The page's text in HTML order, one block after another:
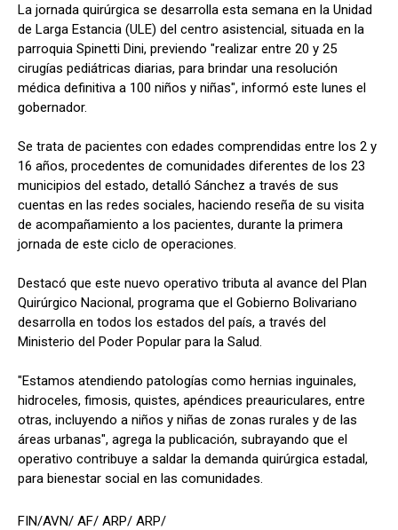
La jornada quirúrgica se desarrolla esta semana en la Unidad
de Larga Estancia (ULE) del centro asistencial, situada en la
parroquia Spinetti Dini, previendo "realizar entre 20 y 25
cirugías pediátricas diarias, para brindar una resolución
médica definitiva a 100 niños y niñas", informó este lunes el
gobernador.
Se trata de pacientes con edades comprendidas entre los 2 y
16 años, procedentes de comunidades diferentes de los 23
municipios del estado, detalló Sánchez a través de sus
cuentas en las redes sociales, haciendo reseña de su visita
de acompañamiento a los pacientes, durante la primera
jornada de este ciclo de operaciones.
Destacó que este nuevo operativo tributa al avance del Plan
Quirúrgico Nacional, programa que el Gobierno Bolivariano
desarrolla en todos los estados del país, a través del
Ministerio del Poder Popular para la Salud.
"Estamos atendiendo patologías como hernias inguinales,
hidroceles, fimosis, quistes, apéndices preauriculares, entre
otras, incluyendo a niños y niñas de zonas rurales y de las
áreas urbanas", agrega la publicación, subrayando que el
operativo contribuye a saldar la demanda quirúrgica estadal,
para bienestar social en las comunidades.
FIN/AVN/ AF/ ARP/ ARP/